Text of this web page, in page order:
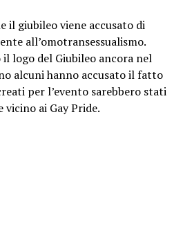
il giubileo viene accusato di
all’omotransessualismo.
logo del Giubileo ancora nel
alcuni hanno accusato il fatto
per l’evento sarebbero stati
ai Gay Pride.